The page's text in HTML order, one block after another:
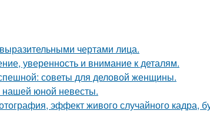
чертами лица.
уверенность и внимание к деталям.
советы для деловой женщины.
юной невесты.
эффект живого случайного кадра,